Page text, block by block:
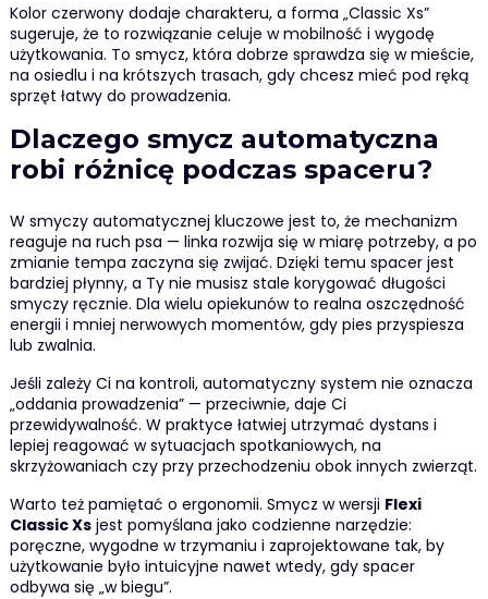
Kolor czerwony dodaje charakteru, a forma „Classic Xs”
sugeruje, że to rozwiązanie celuje w mobilność i wygodę
użytkowania. To smycz, która dobrze sprawdza się w mieście,
na osiedlu i na krótszych trasach, gdy chcesz mieć pod ręką
sprzęt łatwy do prowadzenia.
Dlaczego smycz automatyczna
robi różnicę podczas spaceru?
W smyczy automatycznej kluczowe jest to, że mechanizm
reaguje na ruch psa — linka rozwija się w miarę potrzeby, a po
zmianie tempa zaczyna się zwijać. Dzięki temu spacer jest
bardziej płynny, a Ty nie musisz stale korygować długości
smyczy ręcznie. Dla wielu opiekunów to realna oszczędność
energii i mniej nerwowych momentów, gdy pies przyspiesza
lub zwalnia.
Jeśli zależy Ci na kontroli, automatyczny system nie oznacza
„oddania prowadzenia” — przeciwnie, daje Ci
przewidywalność. W praktyce łatwiej utrzymać dystans i
lepiej reagować w sytuacjach spotkaniowych, na
skrzyżowaniach czy przy przechodzeniu obok innych zwierząt.
Warto też pamiętać o ergonomii. Smycz w wersji Flexi
Classic Xsjest pomyślana jako codzienne narzędzie:
poręczne, wygodne w trzymaniu i zaprojektowane tak, by
użytkowanie było intuicyjne nawet wtedy, gdy spacer
odbywa się „w biegu”.